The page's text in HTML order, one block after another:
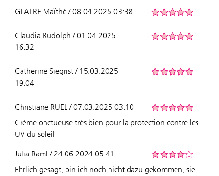
GLATRE Maïthé / 08.04.2025 03:38
Claudia Rudolph / 01.04.2025
16:32
Catherine Siegrist / 15.03.2025
19:04
Christiane RUEL / 07.03.2025 03:10
Crème onctueuse très bien pour la protection contre les
UV du soleil
Julia Raml / 24.06.2024 05:41
Ehrlich gesagt, bin ich noch nicht dazu gekommen, sie